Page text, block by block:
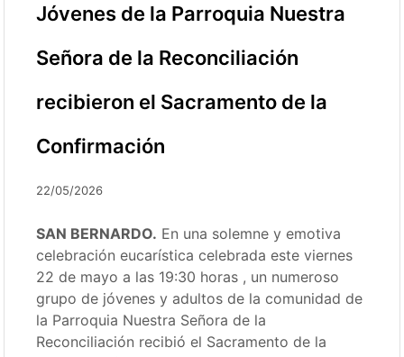
Jóvenes de la Parroquia Nuestra
Señora de la Reconciliación
recibieron el Sacramento de la
Confirmación
22/05/2026
SAN BERNARDO. En una solemne y emotiva
celebración eucarística celebrada este viernes
22 de mayo a las 19:30 horas , un numeroso
grupo de jóvenes y adultos de la comunidad de
la Parroquia Nuestra Señora de la
Reconciliación recibió el Sacramento de la